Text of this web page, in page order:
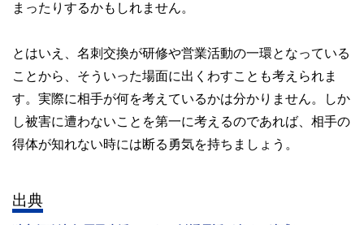
まったりするかもしれません。
とはいえ、名刺交換が研修や営業活動の一環となっている
ことから、そういった場面に出くわすことも考えられま
す。実際に相手が何を考えているかは分かりません。しか
し被害に遭わないことを第一に考えるのであれば、相手の
得体が知れない時には断る勇気を持ちましょう。
出典